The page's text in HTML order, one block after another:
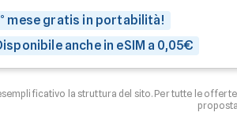
mese gratis in portabilità!
anche in eSIM a 0,05€
la struttura del sito. Per tutte le